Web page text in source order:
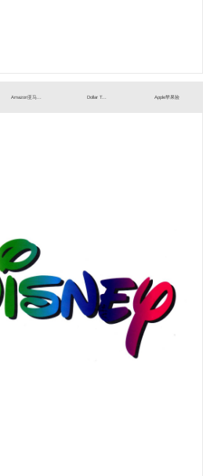
Amazon亚马... Dollar T... Apple苹果验